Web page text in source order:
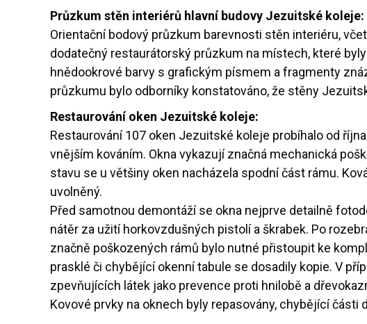
Průzkum stěn interiérů hlavní budovy Jezuitské koleje:
Orientační bodový průzkum barevnosti stěn interiéru,
dodatečný restaurátorský průzkum na místech, které
hnědookrové barvy s grafickým písmem a fragmenty
průzkumu bylo odborníky konstatováno, že stěny
Restaurování oken Jezuitské koleje:
Restaurování 107 oken Jezuitské koleje probíhalo od
vnějším kováním. Okna vykazují značná mechanická
stavu se u většiny oken nacházela spodní část rámu.
uvolněný.
Před samotnou demontáží se okna nejprve detailně
nátěr za užití horkovzdušných pistolí a škrabek. Po
značně poškozených rámů bylo nutné přistoupit ke
prasklé či chybějící okenní tabule se dosadily kopie. V
zpevňujících látek jako prevence proti hnilobě a
Kovové prvky na oknech byly repasovány, chybějící